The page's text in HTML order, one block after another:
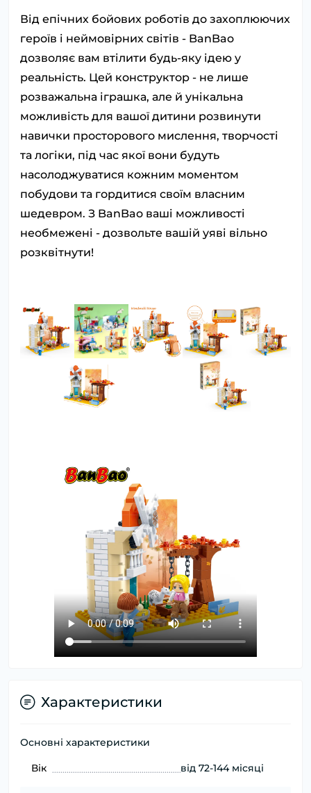
Від епічних бойових роботів до захоплюючих
героїв і неймовірних світів - BanBao
дозволяє вам втілити будь-яку ідею у
реальність. Цей конструктор - не лише
розважальна іграшка, але й унікальна
можливість для вашої дитини розвинути
навички просторового мислення, творчості
та логіки, під час якої вони будуть
насолоджуватися кожним моментом
побудови та гордитися своїм власним
шедевром. З BanBao ваші можливості
необмежені - дозвольте вашій уяві вільно
розквітнути!
Характеристики
Основні характеристики
Вік від 72-144 місяці